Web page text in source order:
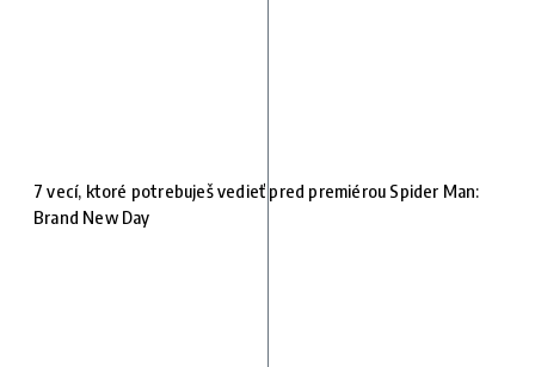
7 vecí, ktoré potrebuješ vedieť pred premiérou Spider Man:
Brand New Day